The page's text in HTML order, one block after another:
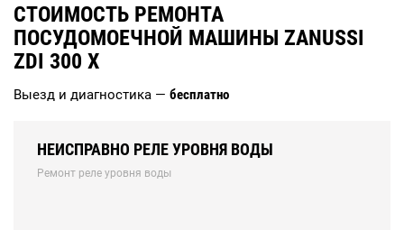
СТОИМОСТЬ РЕМОНТА
ПОСУДОМОЕЧНОЙ МАШИНЫ ZANUSSI
ZDI 300 X
Выезд и диагностика — бесплатно
НЕИСПРАВНО РЕЛЕ УРОВНЯ ВОДЫ
Ремонт реле уровня воды